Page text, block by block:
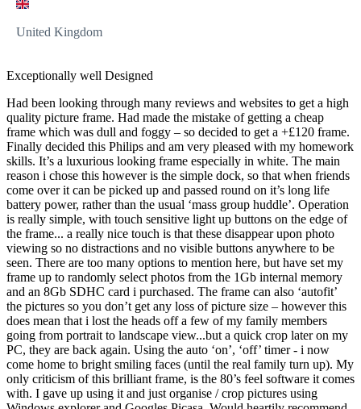
United Kingdom
Exceptionally well Designed
Had been looking through many reviews and websites to get a high
quality picture frame. Had made the mistake of getting a cheap
frame which was dull and foggy – so decided to get a +£120 frame.
Finally decided this Philips and am very pleased with my homework
skills. It’s a luxurious looking frame especially in white. The main
reason i chose this however is the simple dock, so that when friends
come over it can be picked up and passed round on it’s long life
battery power, rather than the usual ‘mass group huddle’. Operation
is really simple, with touch sensitive light up buttons on the edge of
the frame... a really nice touch is that these disappear upon photo
viewing so no distractions and no visible buttons anywhere to be
seen. There are too many options to mention here, but have set my
frame up to randomly select photos from the 1Gb internal memory
and an 8Gb SDHC card i purchased. The frame can also ‘autofit’
the pictures so you don’t get any loss of picture size – however this
does mean that i lost the heads off a few of my family members
going from portrait to landscape view...but a quick crop later on my
PC, they are back again. Using the auto ‘on’, ‘off’ timer - i now
come home to bright smiling faces (until the real family turn up). My
only criticism of this brilliant frame, is the 80’s feel software it comes
with. I gave up using it and just organise / crop pictures using